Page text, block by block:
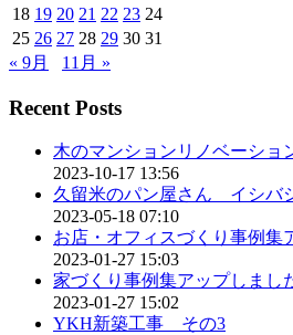
18 19 20 21 22 23 24
25 26 27 28 29 30 31
« 9月
11月 »
Recent Posts
木のマンションリノベーショ
2023-10-17 13:56
久留米のパン屋さん イシバ
2023-05-18 07:10
お店・オフィスづくり事例集
2023-01-27 15:03
家づくり事例集アップしまし
2023-01-27 15:02
YKH新築工事 その3